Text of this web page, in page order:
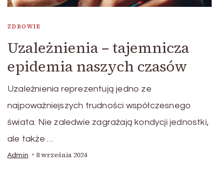
ZDROWIE
Uzależnienia – tajemnicza
epidemia naszych czasów
Uzależnienia reprezentują jedno ze
najpoważniejszych trudności współczesnego
świata. Nie zaledwie zagrażają kondycji jednostki,
ale także …
Admin 8 września 2024